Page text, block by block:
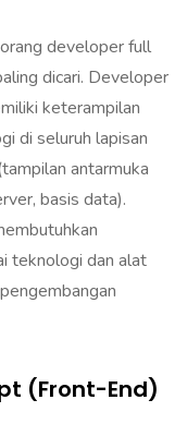
developer full
dicari. Developer
keterampilan
di seluruh lapisan
antarmuka
basis data).
teknologi dan alat
(Front-End)